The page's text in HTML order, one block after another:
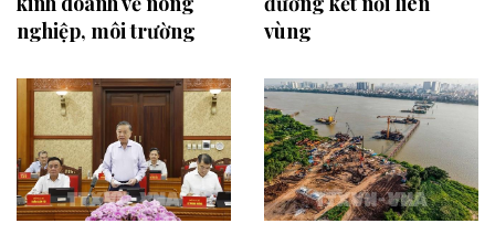
nghiệp, môi trường
vùng